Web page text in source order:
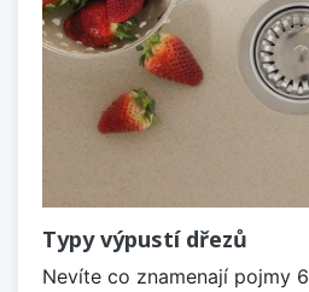
Typy výpustí dřezů
Nevíte co znamenají pojmy